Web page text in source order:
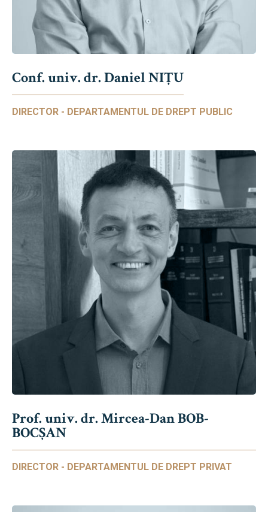
Conf. univ. dr. Daniel NIŢU
DIRECTOR - DEPARTAMENTUL DE DREPT PUBLIC
Prof. univ. dr. Mircea-Dan BOB-
BOCȘAN
DIRECTOR - DEPARTAMENTUL DE DREPT PRIVAT